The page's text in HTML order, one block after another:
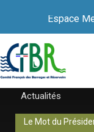
Espace
Actualités
Le Mot du